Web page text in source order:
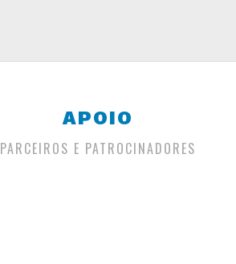
APOIO
PARCEIROS E PATROCINADORES